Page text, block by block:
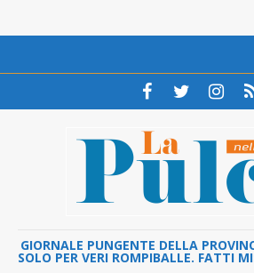
GIORNALE PUNGENTE DELLA
SOLO PER VERI ROMPIBALLE. FATTI